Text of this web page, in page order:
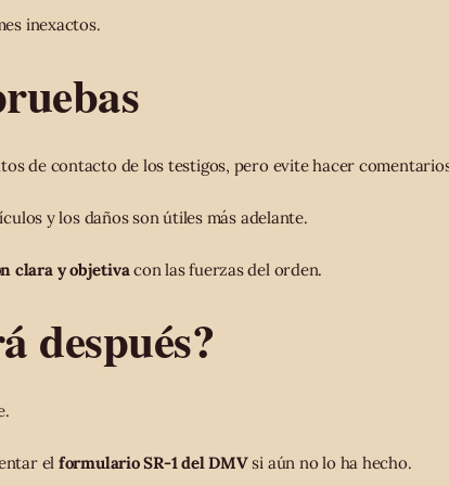
inexactos.
de contacto de los testigos, pero evite hacer
y los daños son útiles más adelante.
clara y objetivacon las fuerzas del orden.
después?
el formulario SR-1 del DMVsi aún no lo ha hecho.